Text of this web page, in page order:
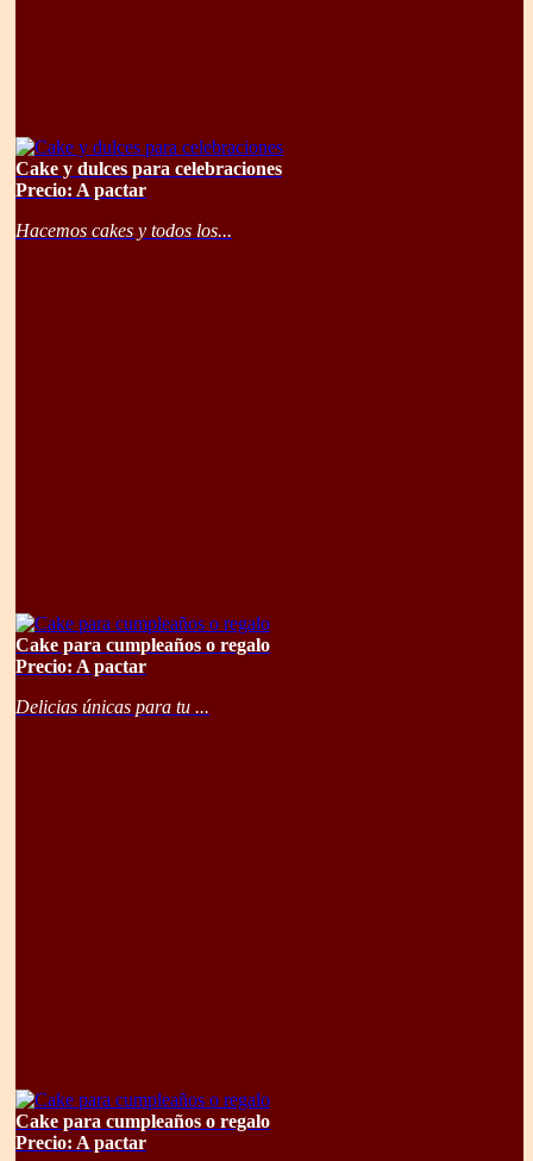
Cake y dulces para celebraciones
Precio: A pactar
Hacemos cakes y todos los...
Cake para cumpleaños o regalo
Precio: A pactar
Delicias únicas para tu ...
Cake para cumpleaños o regalo
Precio: A pactar